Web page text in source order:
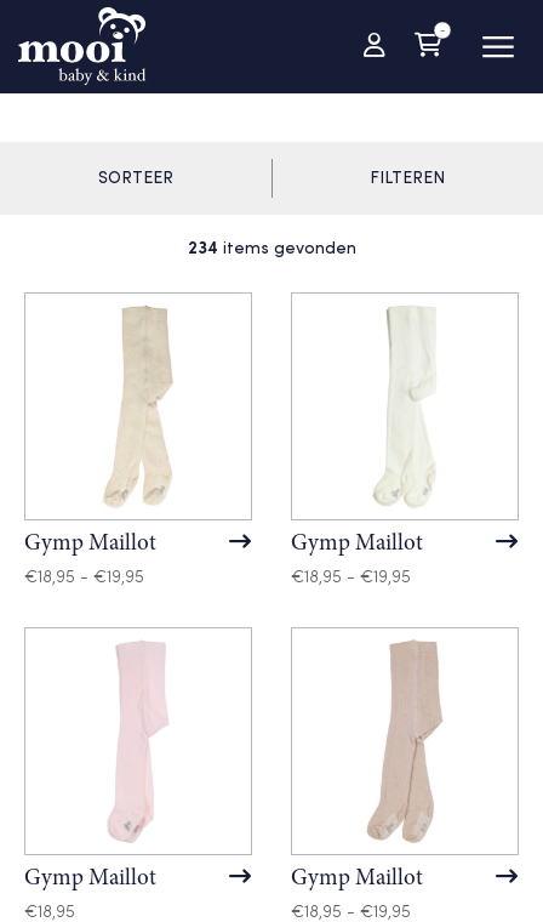
-
SORTEER FILTEREN
234 items gevonden
Gymp Maillot
€18,95 - €19,95
€19,95
Gymp Maillot
€18,95 - €19,95
€19,95
Gymp Maillot
€18,95
Gymp Maillot
€18,95 - €19,95